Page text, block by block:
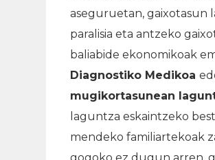
aseguruetan, gaixotasun
paralisia eta antzeko
baliabide ekonomikoak
Diagnostiko Medikoa
mugikortasunean
laguntza eskaintzeko
mendeko familiartekoak